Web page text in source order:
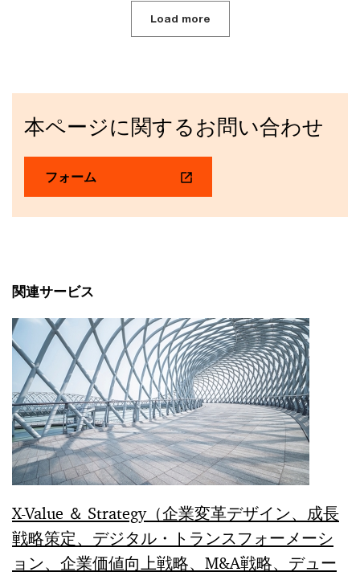
Load more
本ページに関するお問い合わせ
フォーム
関連サービス
X-Value ＆ Strategy（企業変革デザイン、成長
戦略策定、デジタル・トランスフォーメーシ
ョン、企業価値向上戦略、M&A戦略、デュー